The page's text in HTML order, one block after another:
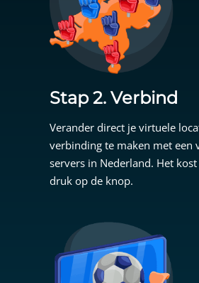
Stap 2. Verbind
Verander direct je virtuele
verbinding te maken met een
servers in Nederland. Het kost
druk op de knop.